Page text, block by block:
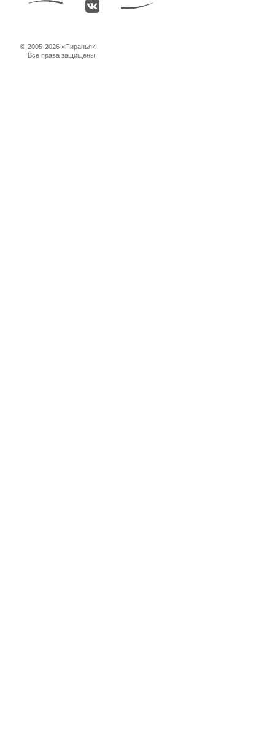
© 2005-2026 «Пиранья»
Все права защищены